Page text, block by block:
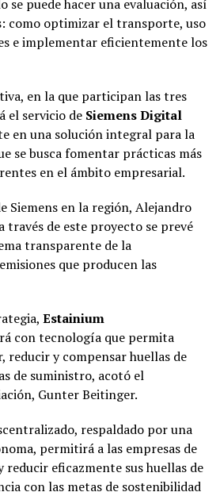
se puede hacer una evaluación, así
como optimizar el transporte, uso
e implementar eficientemente los
en la que participan las tres
el servicio de Siemens Digital
en una solución integral para la
se busca fomentar prácticas más
en el ámbito empresarial.
Siemens en la región, Alejandro
través de este proyecto se prevé
transparente de la
que producen las
Estainium
con tecnología que permita
reducir y compensar huellas de
de suministro, acotó el
Gunter Beitinger.
respaldado por una
permitirá a las empresas de
eficazmente sus huellas de
con las metas de sostenibilidad